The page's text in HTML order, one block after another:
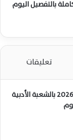
تعليقات
أسماء أوائل الثانوية العامة 2026 بالشعبة الأدبية